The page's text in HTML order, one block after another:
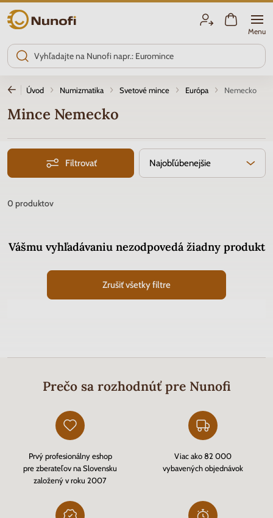
Nunofi.sk
Menu
Úvod Numizmatika Svetové mince Európa Nemecko
Mince Nemecko
Filtrovať Najobľúbenejšie
0 produktov
Vášmu vyhľadávaniu nezodpovedá žiadny produkt
Zrušiť všetky filtre
Prečo sa rozhodnúť pre Nunofi
Prvý profesionálny eshop
pre zberateľov na Slovensku
založený v roku 2007
Viac ako 82 000
vybavených objednávok